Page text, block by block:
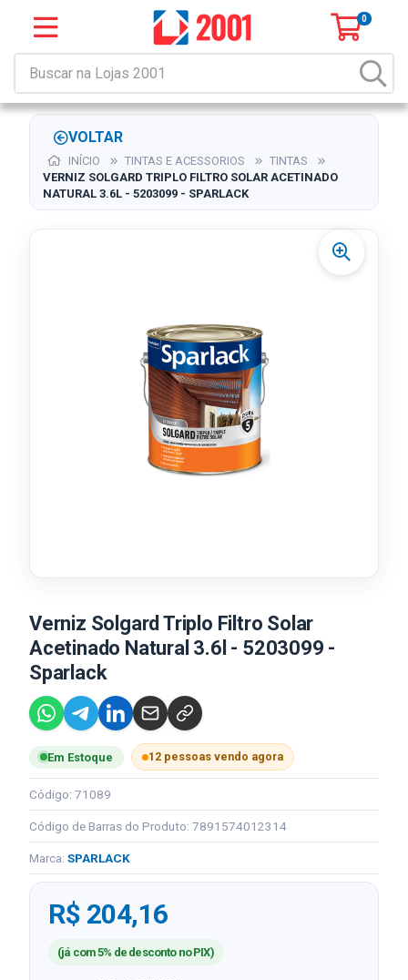
0
VOLTAR
INÍCIO TINTAS E ACESSORIOS
TINTAS
VERNIZ SOLGARD TRIPLO FILTRO SOLAR ACETINADO
NATURAL 3.6L - 5203099 - SPARLACK
Verniz Solgard Triplo Filtro Solar
Acetinado Natural 3.6l - 5203099 -
Sparlack
Em Estoque 12 pessoas vendo agora
Código: 71089
Código de Barras do Produto: 7891574012314
Marca: SPARLACK
R$ 204,16
(já com 5% de desconto no PIX)